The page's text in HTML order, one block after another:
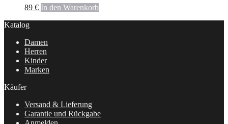
89 € In den Warenkorb
Katalog
Damen
Herren
Kinder
Marken
Käufer
Versand & Lieferung
Garantie und Rückgabe